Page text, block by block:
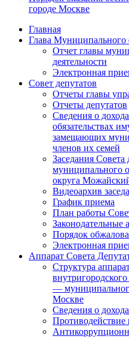
городе Москве
Главная
Глава Муниципального
Отчет главы
деятельности
Электронная
Совет депутатов
Отчеты главы
Отчеты депутатов
Сведения о
обязательствах
замещающих
членов их семей
Заседания Совета
муниципального
округа
Видеоархив
График приема
План работы
Законодательные
Порядок
Электронная
Аппарат Совета
Структура
—
Москве
Сведения о
Противодействие